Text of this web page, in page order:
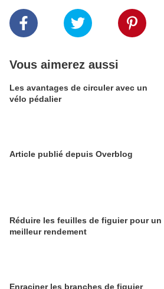
Vous aimerez aussi
Les avantages de circuler avec un
vélo pédalier
Article publié depuis Overblog
Réduire les feuilles de figuier pour un
meilleur rendement
Enraciner les branches de figuier